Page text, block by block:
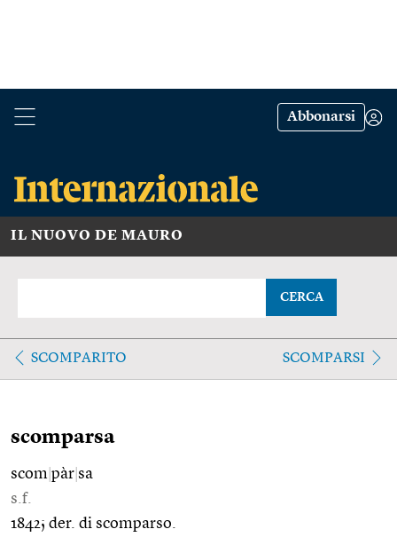
Abbonarsi
IL NUOVO DE MAURO
CERCA
SCOMPARITO SCOMPARSI
scomparsa
scom pàr sa
s.f.
1842; der. di scomparso.